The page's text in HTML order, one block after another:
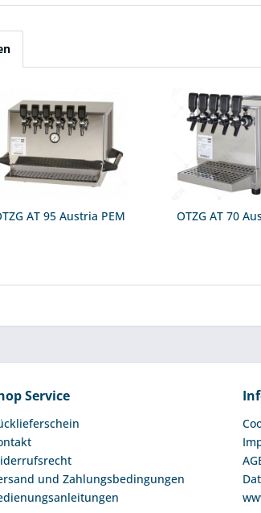
AT 95 Austria PEM OTZG AT 70
Service
und Zahlungsbedingungen